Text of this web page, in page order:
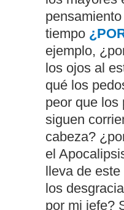
tiempo
ejemplo,
los ojos al
qué los
peor que los
siguen
cabeza?
el
lleva de
los
por mi jefe?